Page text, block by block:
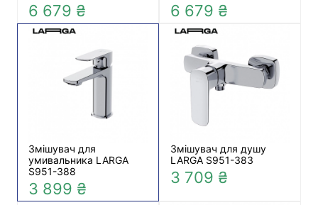
6 679 ₴ 6 679 ₴
Змішувач для
умивальника LARGA
S951-388
3 899 ₴
Змішувач для душу
LARGA S951-383
3 709 ₴